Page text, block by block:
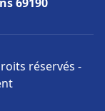
réservés -